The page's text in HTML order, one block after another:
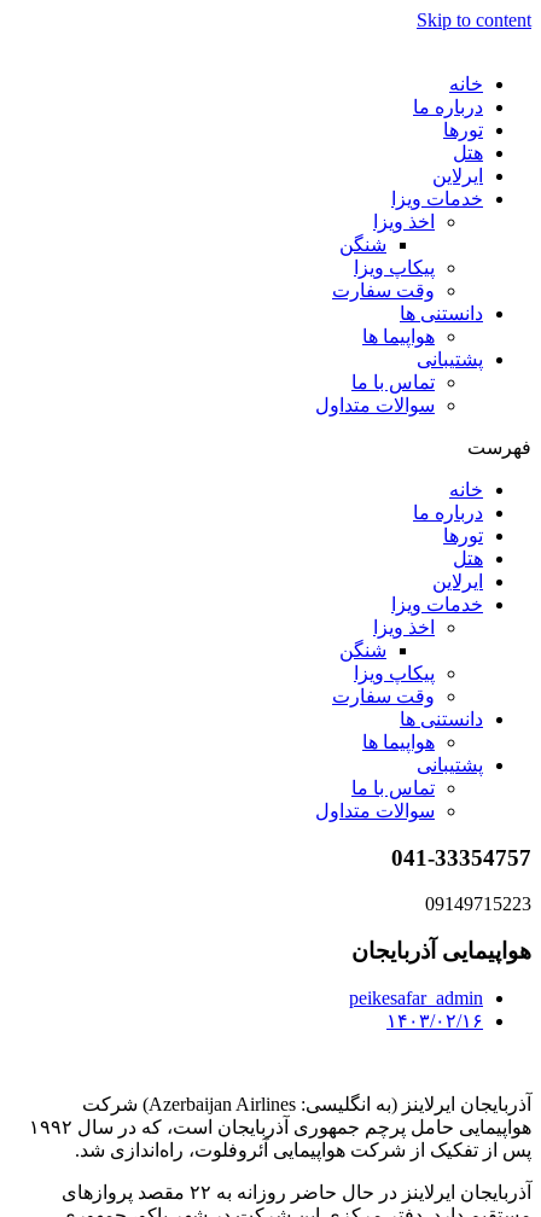
Skip to content
خانه
درباره ما
تورها
هتل
ایرلاین
خدمات ویزا
اخذ ویزا
شنگن
پیکاپ ویزا
وقت سفارت
دانستنی ها
هواپیما ها
پشتیبانی
تماس با ما
سوالات متداول
فهرست
خانه
درباره ما
تورها
هتل
ایرلاین
خدمات ویزا
اخذ ویزا
شنگن
پیکاپ ویزا
وقت سفارت
دانستنی ها
هواپیما ها
پشتیبانی
تماس با ما
سوالات متداول
041-33354757
09149715223
هواپیمایی آذربایجان
peikesafar_admin
۱۴۰۳/۰۲/۱۶
آذربایجان ایرلاینز (به انگلیسی: Azerbaijan Airlines) شرکت
هواپیمایی حامل پرچم جمهوری آذربایجان است، که در سال ۱۹۹۲
پس از تفکیک از شرکت هواپیمایی آئروفلوت، راه‌اندازی شد.
آذربایجان ایرلاینز در حال حاضر روزانه به ۲۲ مقصد پروازهای